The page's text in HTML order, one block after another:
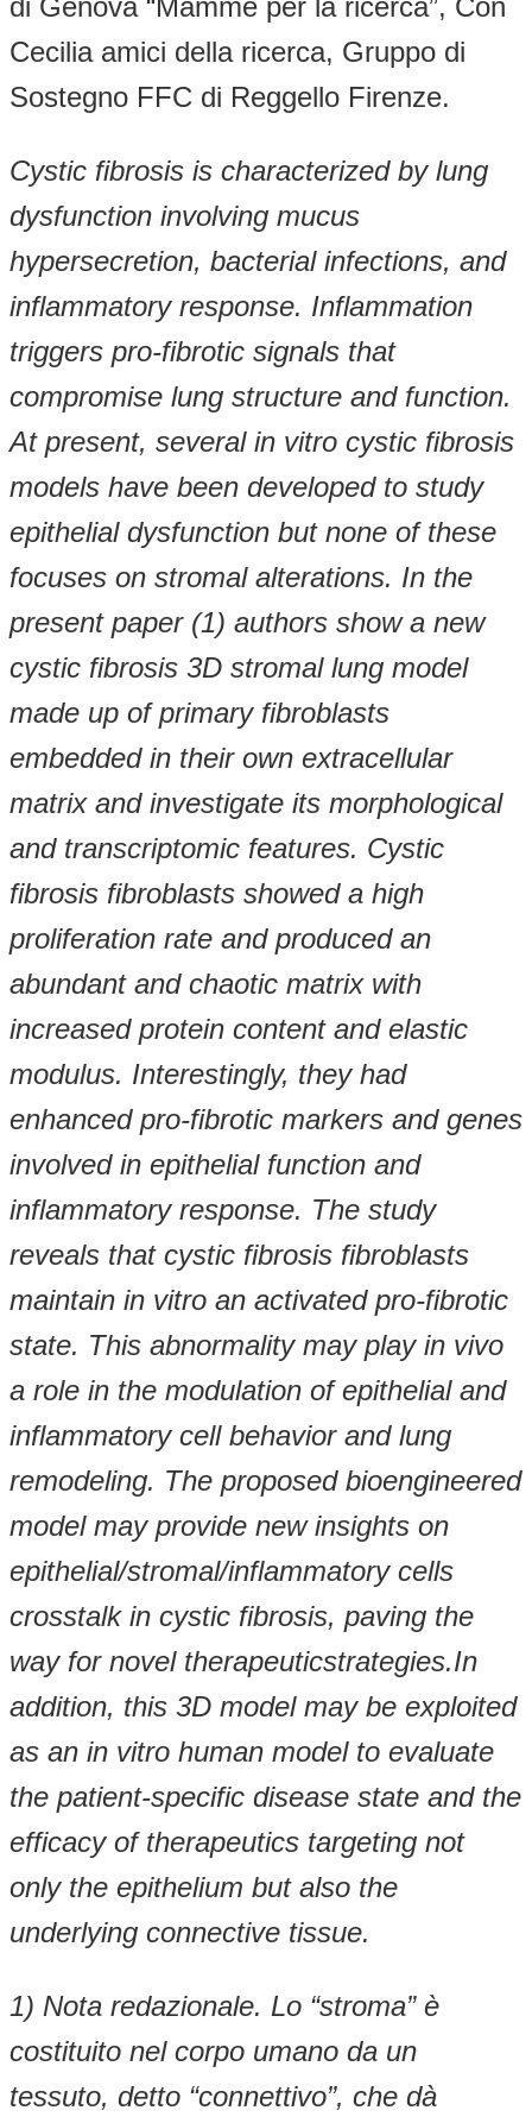
Cecilia amici della ricerca, Gruppo di
Sostegno FFC di Reggello Firenze.
Cystic fibrosis is characterized by lung
dysfunction involving mucus
hypersecretion, bacterial infections, and
inflammatory response. Inflammation
triggers pro-fibrotic signals that
compromise lung structure and function.
At present, several in vitro cystic fibrosis
models have been developed to study
epithelial dysfunction but none of these
focuses on stromal alterations. In the
present paper (1) authors show a new
cystic fibrosis 3D stromal lung model
made up of primary fibroblasts
embedded in their own extracellular
matrix and investigate its morphological
and transcriptomic features. Cystic
fibrosis fibroblasts showed a high
proliferation rate and produced an
abundant and chaotic matrix with
increased protein content and elastic
modulus. Interestingly, they had
enhanced pro-fibrotic markers and genes
involved in epithelial function and
inflammatory response. The study
reveals that cystic fibrosis fibroblasts
maintain in vitro an activated pro-fibrotic
state. This abnormality may play in vivo
a role in the modulation of epithelial and
inflammatory cell behavior and lung
remodeling. The proposed bioengineered
model may provide new insights on
epithelial/stromal/inflammatory cells
crosstalk in cystic fibrosis, paving the
way for novel therapeuticstrategies.In
addition, this 3D model may be exploited
as an in vitro human model to evaluate
the patient-specific disease state and the
efficacy of therapeutics targeting not
only the epithelium but also the
underlying connective tissue.
1) Nota redazionale. Lo “stroma” è
costituito nel corpo umano da un
tessuto, detto “connettivo”, che dà